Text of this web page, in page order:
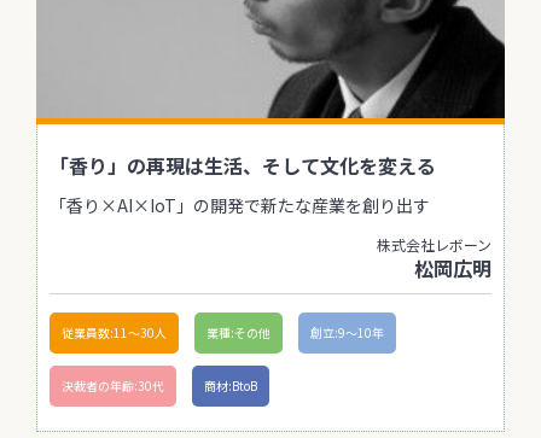
「香り」の再現は生活、そして文化を変える
「香り×AI×IoT」の開発で新たな産業を創り出す
株式会社レボーン
松岡広明
従業員数:11〜30人 業種:その他 創立:9〜10年
決裁者の年齢:30代 商材:BtoB